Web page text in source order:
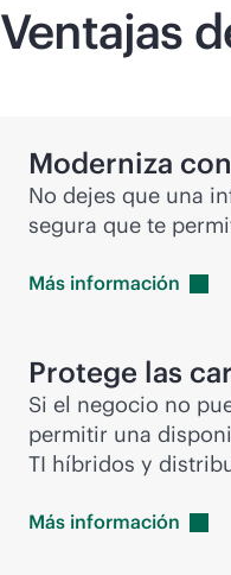
Ventajas
Moderniza
No dejes que una
segura que te
Más información
Protege las
Si el negocio no
permitir una
TI híbridos y
Más información